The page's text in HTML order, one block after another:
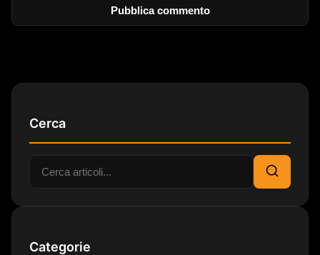
Cerca
Cerca:
Cerca
Categorie